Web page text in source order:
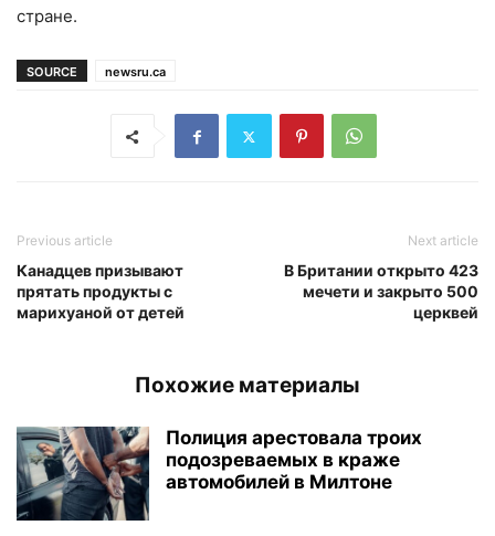
стране.
SOURCE newsru.ca
Previous article
Канадцев призывают
прятать продукты с
марихуаной от детей
Next article
В Британии открыто 423
мечети и закрыто 500
церквей
Похожие материалы
Полиция арестовала троих
подозреваемых в краже
автомобилей в Милтоне